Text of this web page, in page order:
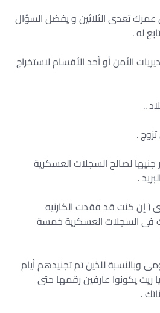
تعدى الثلاثين و يفضل السؤال
له .
الأمن أو أحد الأقسام لاستخراج
..
.
لصالح السجلات العسكرية
.
( إن كنت قد فقدت الكارنيه
السجلات العسكرية خمسة
وبالنسبة للذين تم تجنيدهم أيام
ريت يكونوا عارفين رقمها حتى
.